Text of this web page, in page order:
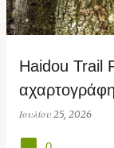
Haidou Trail
Ιουλίου 25, 2026